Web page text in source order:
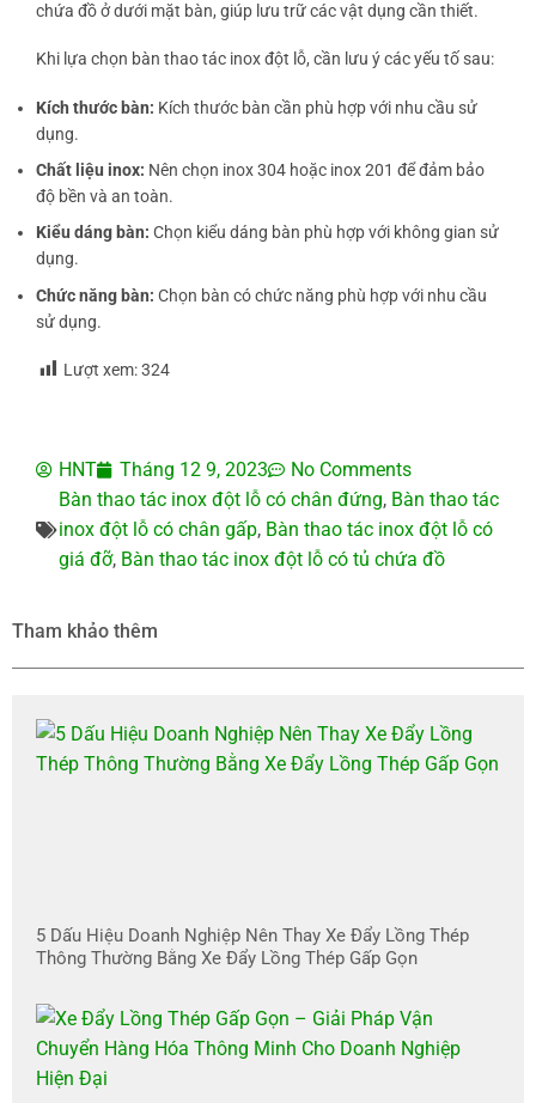
chứa đồ ở dưới mặt bàn, giúp lưu trữ các vật dụng cần thiết.
Khi lựa chọn bàn thao tác inox đột lỗ, cần lưu ý các yếu tố sau:
Kích thước bàn: Kích thước bàn cần phù hợp với nhu cầu sử
dụng.
Chất liệu inox: Nên chọn inox 304 hoặc inox 201 để đảm bảo
độ bền và an toàn.
Kiểu dáng bàn: Chọn kiểu dáng bàn phù hợp với không gian sử
dụng.
Chức năng bàn: Chọn bàn có chức năng phù hợp với nhu cầu
sử dụng.
Lượt xem:324
HNT Tháng 12 9, 2023
No Comments
Bàn thao tác inox đột lỗ có chân đứng, Bàn thao tác
inox đột lỗ có chân gấp, Bàn thao tác inox đột lỗ có
giá đỡ, Bàn thao tác inox đột lỗ có tủ chứa đồ
Tham khảo thêm
5 Dấu Hiệu Doanh Nghiệp Nên Thay Xe Đẩy Lồng Thép
Thông Thường Bằng Xe Đẩy Lồng Thép Gấp Gọn